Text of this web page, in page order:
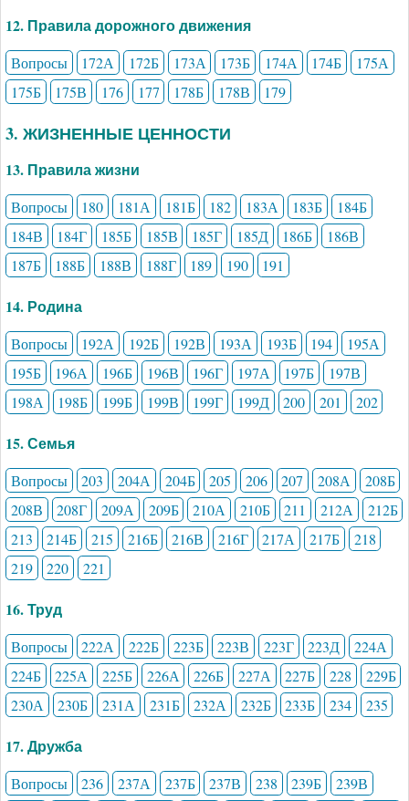
12. Правила дорожного движения
Вопросы 172А 172Б 173А 173Б 174А 174Б
175А
175Б
175В 176 177 178Б 178В 179
3. ЖИЗНЕННЫЕ ЦЕННОСТИ
13. Правила жизни
Вопросы 180 181А 181Б 182 183А 183Б
184Б
184В
184Г 185Б 185В 185Г 185Д 186Б
186В
187Б
188Б 188В 188Г 189 190 191
14. Родина
Вопросы 192А 192Б 192В 193А 193Б 194
195А
195Б
196А 196Б 196В 196Г 197А 197Б
197В
198А
198Б 199Б 199В 199Г 199Д 200 201 202
15. Семья
Вопросы 203 204А 204Б 205 206 207 208А
208Б
208В
208Г 209А 209Б 210А 210Б 211 212А
212Б
213
214Б 215 216Б 216В 216Г 217А 217Б
218
219
220 221
16. Труд
Вопросы 222А 222Б 223Б 223В 223Г 223Д
224А
224Б
225А 225Б 226А 226Б 227А 227Б 228
229Б
230А
230Б 231А 231Б 232А 232Б 233Б 234 235
17. Дружба
Вопросы 236 237А 237Б 237В 238 239Б
239В